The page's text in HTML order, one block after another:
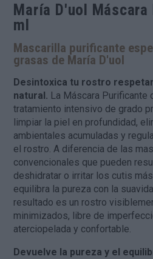
María D'uol
ml
Mascarilla purificante
grasas de María D'uol
Desintoxica tu rostro
natural. La Máscara Purificante
tratamiento intensivo de grado
limpiar la piel en profundidad,
ambientales acumuladas y
el rostro. A diferencia de las
convencionales que pueden
deshidratar o irritar los cutis
equilibra la pureza con la
resultado es un rostro
minimizados, libre de
aterciopelada y confortable.
Devuelve la pureza y el